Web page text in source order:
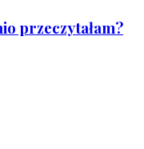
przeczytałam?